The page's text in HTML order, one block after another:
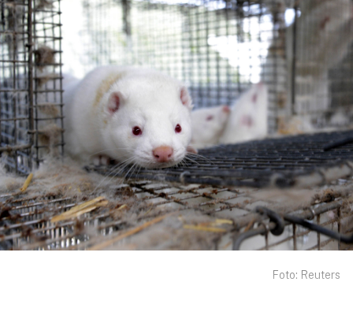
Foto: Reuters